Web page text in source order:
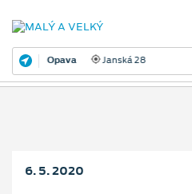
Opava Janská 28
6. 5. 2020